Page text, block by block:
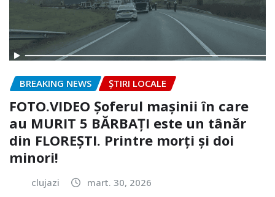
BREAKING NEWS ȘTIRI LOCALE
FOTO.VIDEO Șoferul mașinii în care
au MURIT 5 BĂRBAȚI este un tânăr
din FLOREȘTI. Printre morți și doi
minori!
clujazi mart. 30, 2026